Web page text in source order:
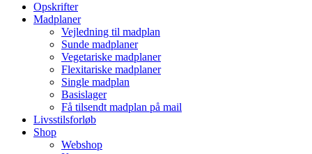
Opskrifter
Madplaner
Vejledning til madplan
Sunde madplaner
Vegetariske madplaner
Flexitariske madplaner
Single madplan
Basislager
Få tilsendt madplan på mail
Livsstilsforløb
Shop
Webshop